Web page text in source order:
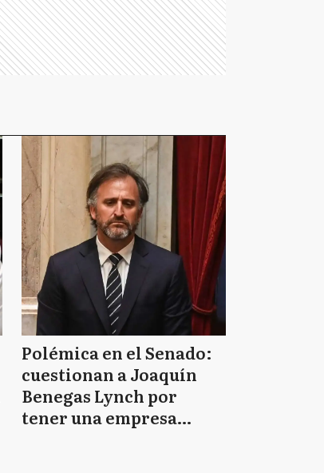
Polémica en el Senado:
cuestionan a Joaquín
Benegas Lynch por
tener una empresa